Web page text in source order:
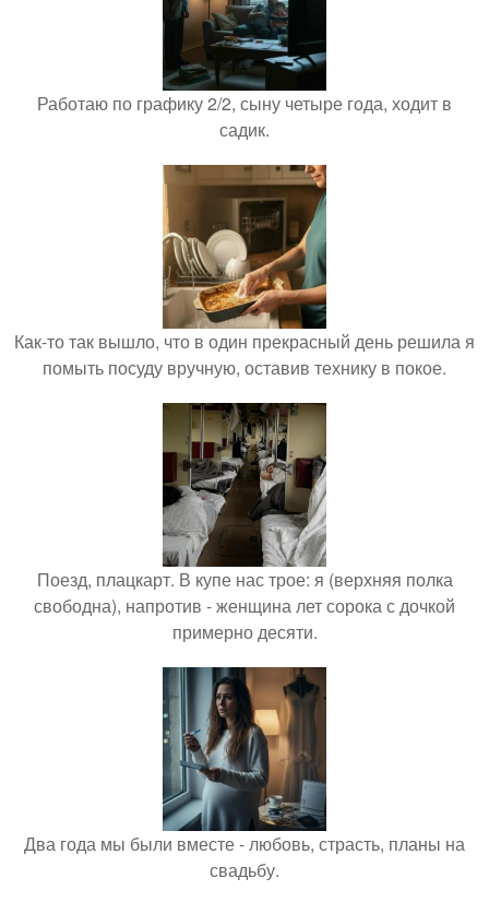
Работаю по графику 2/2, сыну четыре года, ходит в
садик.
Как-то так вышло, что в один прекрасный день решила я
помыть посуду вручную, оставив технику в покое.
Поезд, плацкарт. В купе нас трое: я (верхняя полка
свободна), напротив - женщина лет сорока с дочкой
примерно десяти.
Два года мы были вместе - любовь, страсть, планы на
свадьбу.